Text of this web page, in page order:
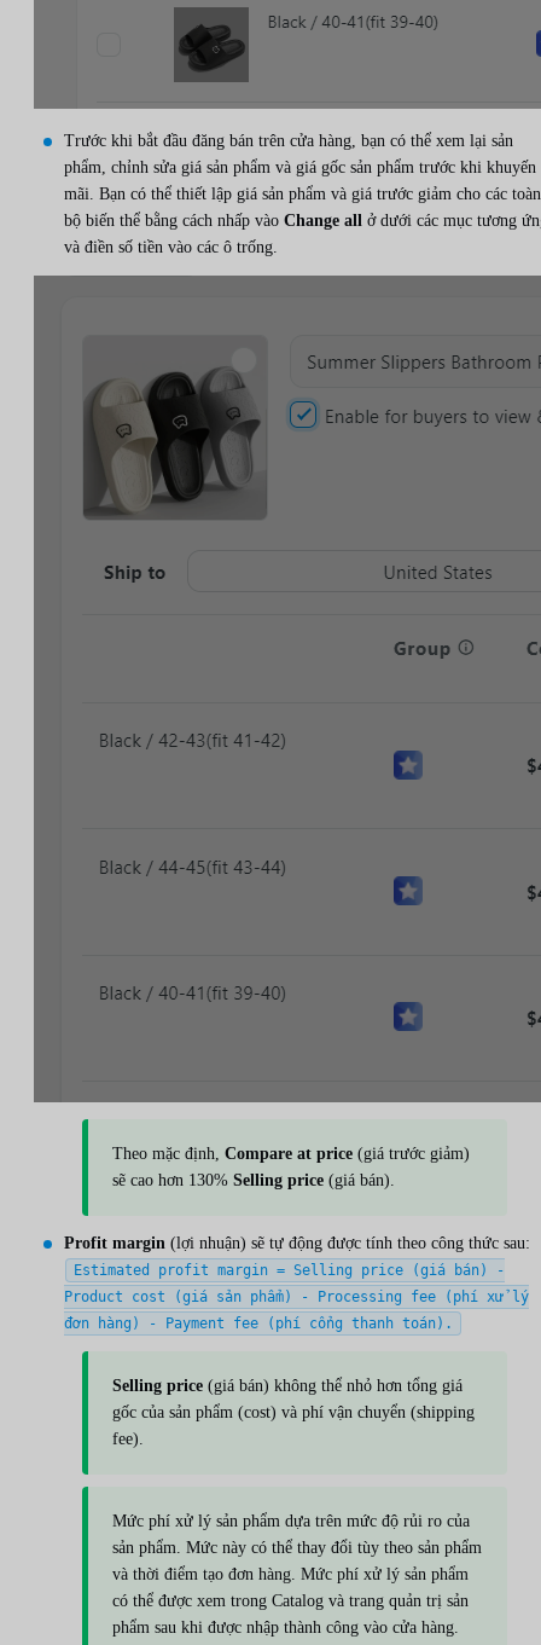
Trước khi bắt đầu đăng bán trên cửa hàng, bạn có thể xem lại sản
phẩm, chỉnh sửa giá sản phẩm và giá gốc sản phẩm trước khi khuyến
mãi. Bạn có thể thiết lập giá sản phẩm và giá trước giảm cho các toàn
bộ biến thể bằng cách nhấp vào Change all ở dưới các mục tương
và điền số tiền vào các ô trống.
Theo mặc định, Compare at price (giá trước giảm)
sẽ cao hơn 130% Selling price (giá bán).
Profit margin (lợi nhuận) sẽ tự động được tính theo công thức sau:
Estimated profit margin = Selling price (giá bán) -
Product cost (giá sản phẩm) - Processing fee (phí xử lý
đơn hàng) - Payment fee (phí cổng thanh toán).
Selling price (giá bán) không thể nhỏ hơn tổng giá
gốc của sản phẩm (cost) và phí vận chuyển (shipping
fee).
Mức phí xử lý sản phẩm dựa trên mức độ rủi ro của
sản phẩm. Mức này có thể thay đổi tùy theo sản phẩm
và thời điểm tạo đơn hàng. Mức phí xử lý sản phẩm
có thể được xem trong Catalog và trang quản trị sản
phẩm sau khi được nhập thành công vào cửa hàng.